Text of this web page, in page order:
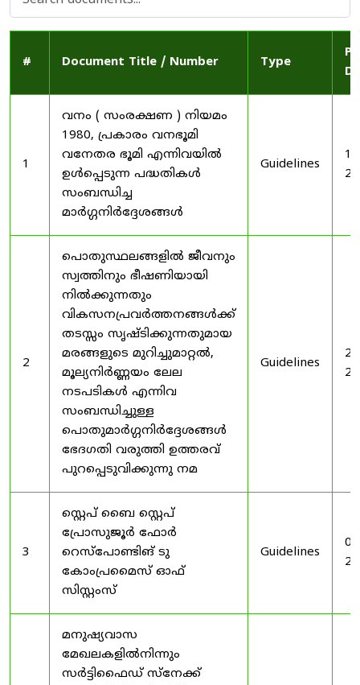
# Document Title / Number Type
1
വനം ( സംരക്ഷണ ) നിയമം
1980, പ്രകാരം വനഭൂമി
വനേതര ഭൂമി എന്നിവയിൽ
ഉൾപ്പെടുന്ന പദ്ധതികൾ
സംബന്ധിച്ച
മാർഗ്ഗനിർദ്ദേശങ്ങൾ
Guidelines
2
പൊതുസ്ഥലങ്ങളിൽ ജീവനും
സ്വത്തിനും ഭീഷണിയായി
നിൽക്കുന്നതും
വികസനപ്രവർത്തനങ്ങൾക്ക്
തടസ്സം സൃഷ്ടിക്കുന്നതുമായ
മരങ്ങളുടെ മുറിച്ചുമാറ്റൽ,
മൂല്യനിർണ്ണയം ലേല
നടപടികൾ എന്നിവ
സംബന്ധിച്ചുള്ള
പൊതുമാർഗ്ഗനിർദ്ദേശങ്ങൾ
ഭേദഗതി വരുത്തി ഉത്തരവ്
പുറപ്പെടുവിക്കുന്നു നമ
Guidelines
3
സ്റ്റെപ് ബൈ സ്റ്റെപ്
പ്രോസുജൂർ ഫോർ
റെസ്‌പോണ്ടിങ് ടു
കോംപ്രമൈസ് ഓഫ്
സിസ്റ്റംസ്
Guidelines
മനുഷ്യവാസ
മേഖലകളിൽനിന്നും
സർട്ടിഫൈഡ് സ്നേക്ക്